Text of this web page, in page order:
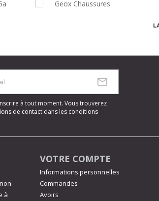
à tout moment. Vous trouverez
de contact dans les conditions
à
VOTRE COMPTE
Informations personnelles
Commandes
Avoirs